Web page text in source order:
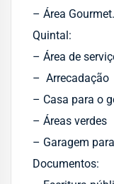
– ⁠Área Gourmet.
Quintal:
– Área de
– ⁠ Arrecadação
– ⁠Casa para o
– ⁠Áreas verdes
– ⁠Garagem
Documentos: